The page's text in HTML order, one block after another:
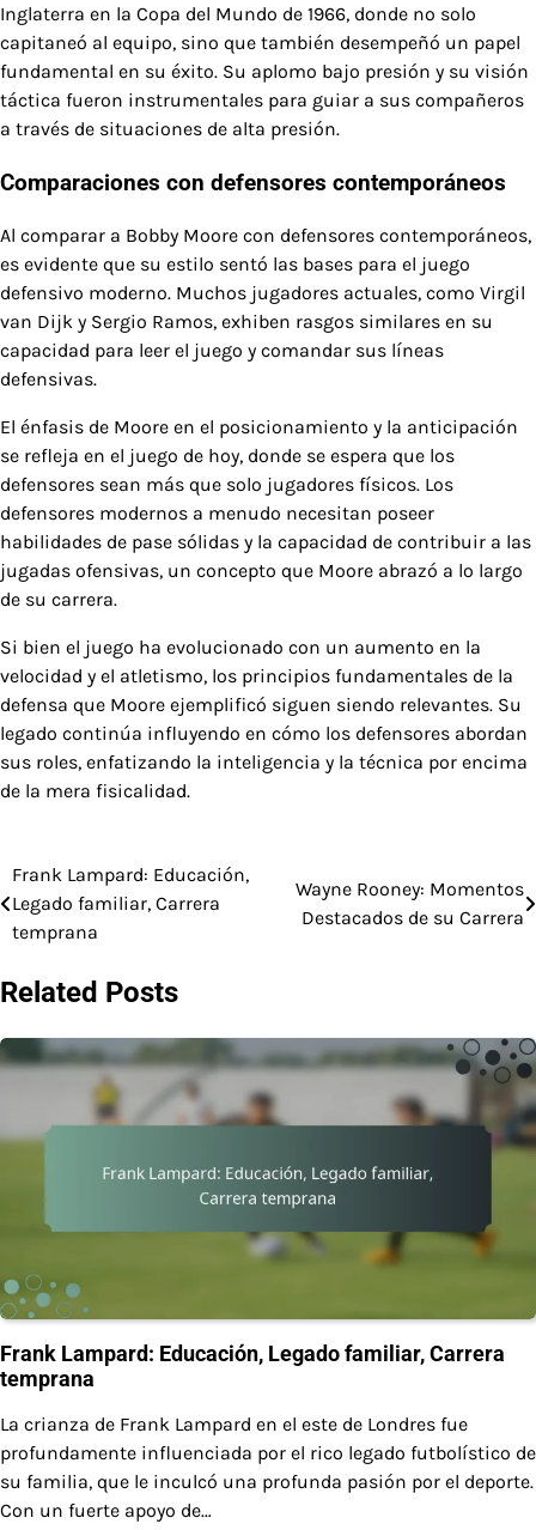
Inglaterra en la Copa del Mundo de 1966, donde no solo
capitaneó al equipo, sino que también desempeñó un papel
fundamental en su éxito. Su aplomo bajo presión y su visión
táctica fueron instrumentales para guiar a sus compañeros
a través de situaciones de alta presión.
Comparaciones con defensores contemporáneos
Al comparar a Bobby Moore con defensores contemporáneos,
es evidente que su estilo sentó las bases para el juego
defensivo moderno. Muchos jugadores actuales, como Virgil
van Dijk y Sergio Ramos, exhiben rasgos similares en su
capacidad para leer el juego y comandar sus líneas
defensivas.
El énfasis de Moore en el posicionamiento y la anticipación
se refleja en el juego de hoy, donde se espera que los
defensores sean más que solo jugadores físicos. Los
defensores modernos a menudo necesitan poseer
habilidades de pase sólidas y la capacidad de contribuir a las
jugadas ofensivas, un concepto que Moore abrazó a lo largo
de su carrera.
Si bien el juego ha evolucionado con un aumento en la
velocidad y el atletismo, los principios fundamentales de la
defensa que Moore ejemplificó siguen siendo relevantes. Su
legado continúa influyendo en cómo los defensores abordan
sus roles, enfatizando la inteligencia y la técnica por encima
de la mera fisicalidad.
Post
navigation
Frank Lampard: Educación,
Legado familiar, Carrera
temprana
Wayne Rooney: Momentos
Destacados de su Carrera
Related Posts
Frank Lampard: Educación, Legado familiar, Carrera
temprana
La crianza de Frank Lampard en el este de Londres fue
profundamente influenciada por el rico legado futbolístico de
su familia, que le inculcó una profunda pasión por el deporte.
Con un fuerte apoyo de…